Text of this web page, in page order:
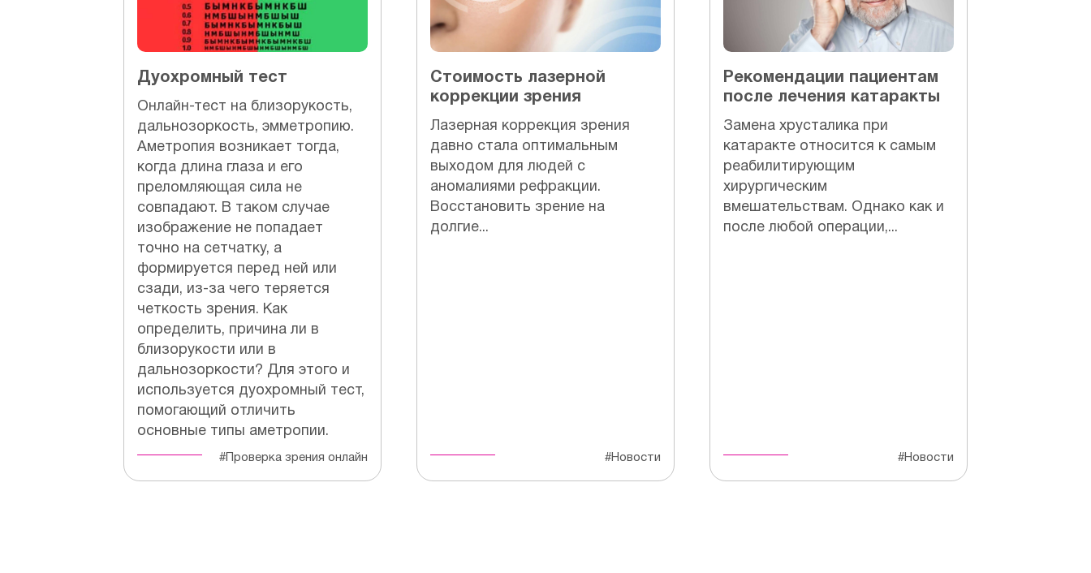
Дуохромный тест
Онлайн-тест на близорукость,
дальнозоркость, эмметропию.
Аметропия возникает тогда,
когда длина глаза и его
преломляющая сила не
совпадают. В таком случае
изображение не попадает
точно на сетчатку, а
формируется перед ней или
сзади, из-за чего теряется
четкость зрения. Как
определить, причина ли в
близорукости или в
дальнозоркости? Для этого и
используется дуохромный тест,
помогающий отличить
основные типы аметропии.
#Проверка зрения онлайн
Стоимость лазерной
коррекции зрения
Лазерная коррекция зрения
давно стала оптимальным
выходом для людей с
аномалиями рефракции.
Восстановить зрение на
долгие...
#Новости
Рекомендации пациентам
после лечения катаракты
Замена хрусталика при
катаракте относится к самым
реабилитирующим
хирургическим
вмешательствам. Однако как и
после любой операции,...
#Новости